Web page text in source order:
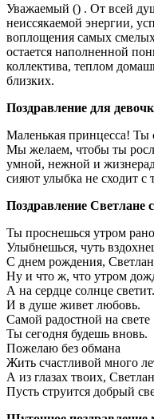
Уважаемый () . От всей
неиссякаемой энергии,
воплощения самых
остается наполненной
коллектива, теплом
близких.
Поздравление для
Маленькая принцесса! Ты
Мы желаем, чтобы ты
умной, нежной и
сияют улыбка не сходит с
Поздравление Светлане
Ты проснешься утром
Улыбнешься, чуть
С днем рождения,
Ну и что ж, что утром
А на сердце солнце светит.
И в душе живет любовь.
Самой радостной на свете
Ты сегодня будешь вновь.
Пожелаю без обмана
Жить счастливой много
А из глазах твоих,
Пусть струится добрый